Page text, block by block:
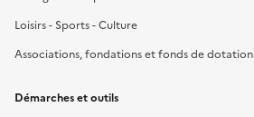
Loisirs - Sports - Culture
Associations, fondations et fonds de dotation
Démarches et outils